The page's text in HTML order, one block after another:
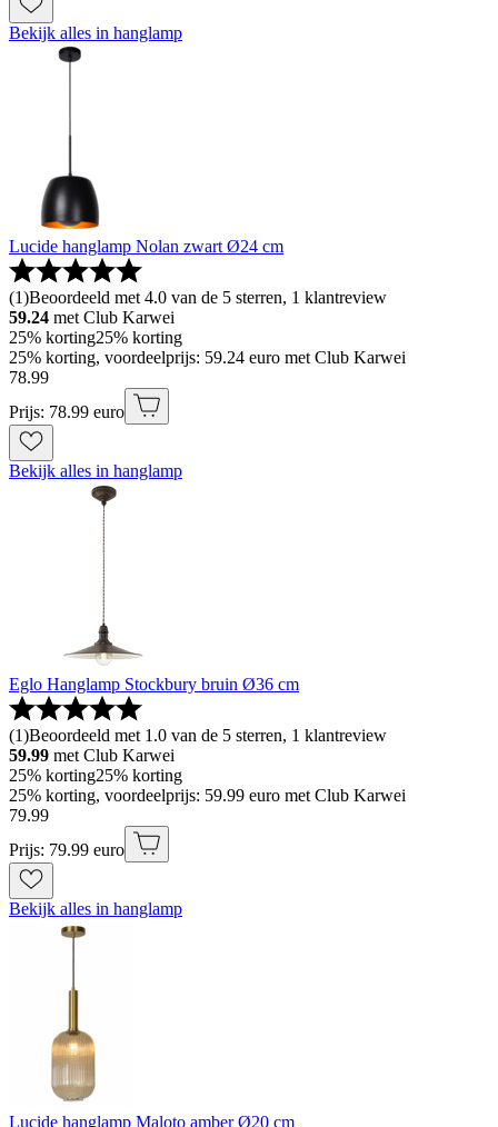
Bekijk alles in hanglamp
Lucide hanglamp Nolan zwart Ø24 cm
(1)Beoordeeld met 4.0 van de 5 sterren, 1 klantreview
59.24 met Club Karwei
25% korting25% korting
25% korting, voordeelprijs: 59.24 euro met Club Karwei
78.99
Prijs: 78.99 euro
Bekijk alles in hanglamp
Eglo Hanglamp Stockbury bruin Ø36 cm
(1)Beoordeeld met 1.0 van de 5 sterren, 1 klantreview
59.99 met Club Karwei
25% korting25% korting
25% korting, voordeelprijs: 59.99 euro met Club Karwei
79.99
Prijs: 79.99 euro
Bekijk alles in hanglamp
Lucide hanglamp Maloto amber Ø20 cm